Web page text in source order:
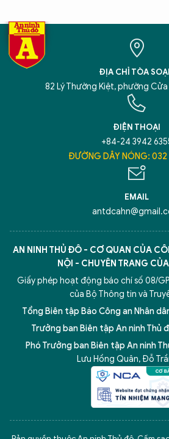
ĐỊA CHỈ TÒA
82 Lý Thường Kiệt, phường Cửa
ĐIỆN THOẠI
+84-24 3942
ĐƯỜNG DÂY NÓNG:
EMAIL
AN NINH THỦ ĐÔ - CƠ QUAN CỦA
NỘI - CHUYÊN TRANG
Giấy phép hoạt động báo chí số 08/
của Bộ Thông tin và
Tổng Biên tập Báo Công an Nhân
Trưởng ban Biên tập An ninh Thủ
Phó Trưởng ban Biên tập An ninh
Lưu Hồng Quân, Đỗ
5 điểm nghẽn của Hà Nội giải